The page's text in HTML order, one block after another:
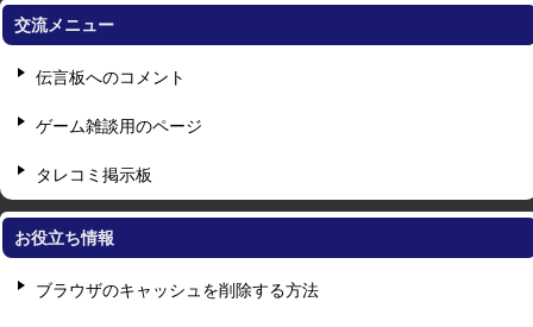
交流メニュー
伝言板へのコメント
ゲーム雑談用のページ
タレコミ掲示板
お役立ち情報
ブラウザのキャッシュを削除する方法